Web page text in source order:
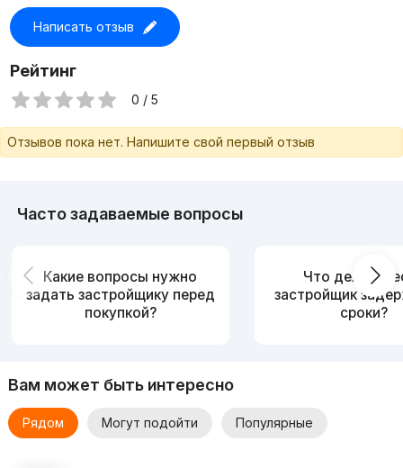
площадью от 42 до 79 квадратных метров. Каждая
квартира имеет собственной балкон и сдается с черновой
отделкой. Застройщик предлагает более 10 вариантов
различных планировок и возможность покупки квартиры в
рассрочку
Написать отзыв
Рейтинг
0 / 5
Отзывов пока нет. Напишите свой первый отзыв
Часто задаваемые вопросы
Какие вопросы нужно
задать застройщику перед
покупкой?
Что делать,
застройщик
сроки?
Вам может быть интересно
Рядом Могут подойти Популярные